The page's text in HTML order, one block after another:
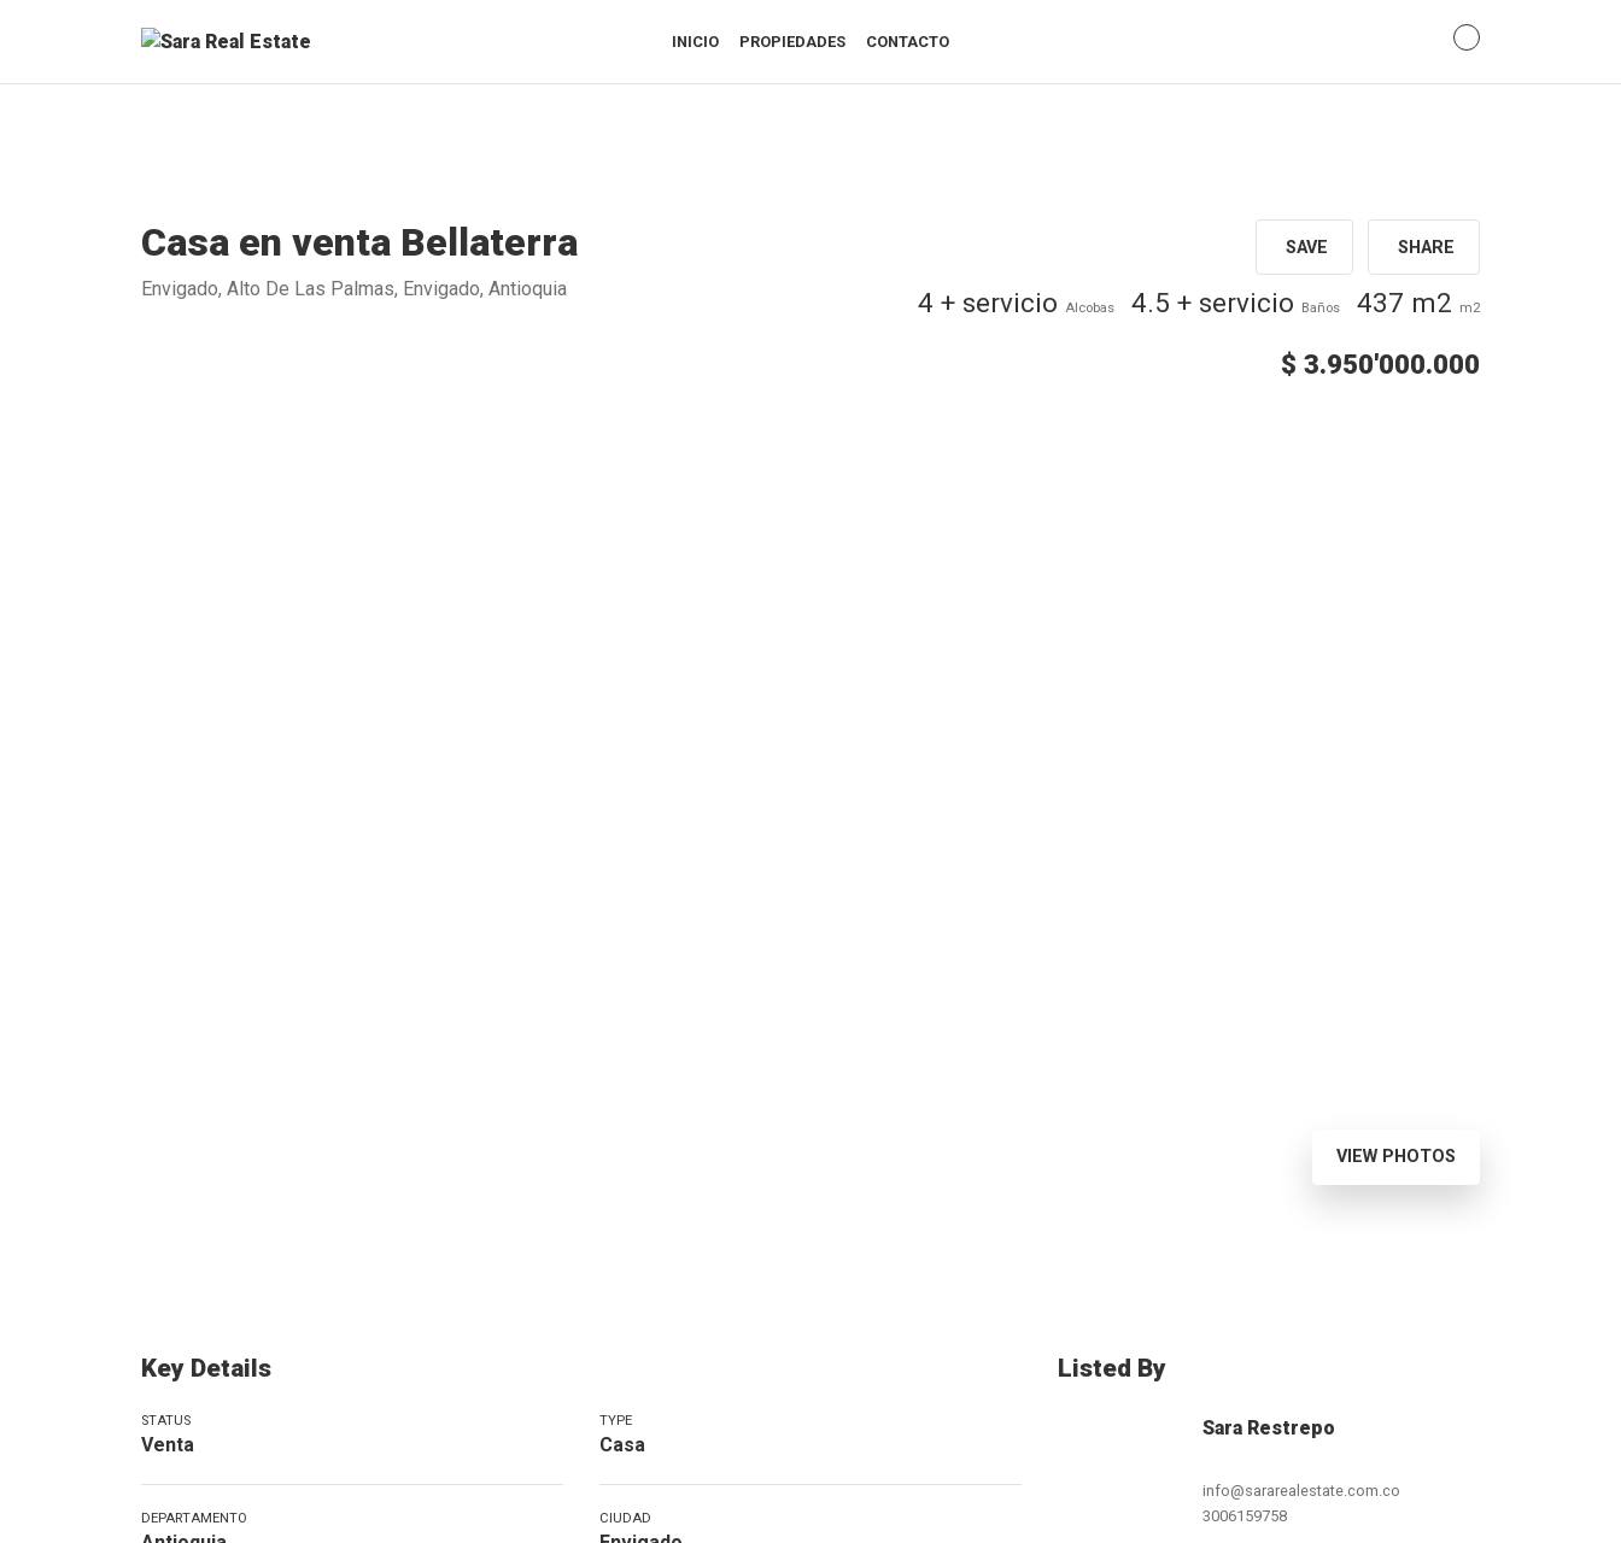
INICIO PROPIEDADES CONTACTO
Casa en venta Bellaterra
Envigado, Alto De Las Palmas, Envigado, Antioquia
SAVE SHARE
4 + servicio Alcobas 4.5 + servicio Baños 437 m2 m2
$ 3.950'000.000
VIEW PHOTOS
Key Details
STATUS
Venta
TYPE
Casa
DEPARTAMENTO CIUDAD
Listed By
Sara Restrepo
info@sararealestate.com.co
3006159758